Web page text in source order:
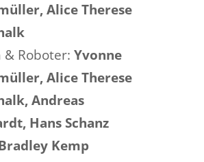
Alice Therese
& Roboter: Yvonne
Alice Therese
Andreas
Hans Schanz
Kemp